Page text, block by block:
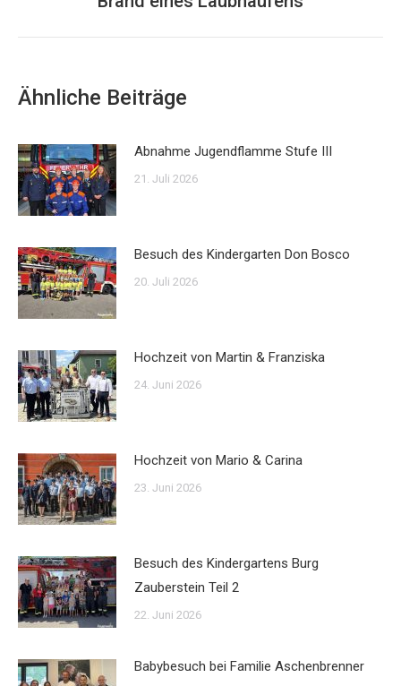
Ähnliche Beiträge
Abnahme Jugendflamme Stufe III
21. Juli 2026
Besuch des Kindergarten Don Bosco
20. Juli 2026
Hochzeit von Martin & Franziska
24. Juni 2026
Hochzeit von Mario & Carina
23. Juni 2026
Besuch des Kindergartens Burg
Zauberstein Teil 2
22. Juni 2026
Babybesuch bei Familie Aschenbrenner